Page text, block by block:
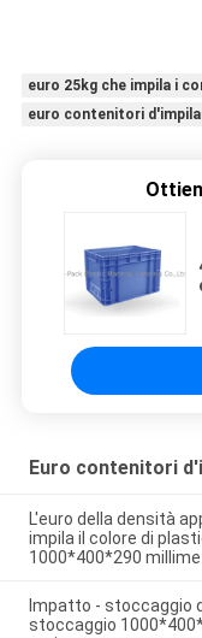
euro 25kg che impila i
euro contenitori
Euro contenitori
L'euro della densità
impila il colore di
1000*400*290
Impatto - stoccaggio
stoccaggio